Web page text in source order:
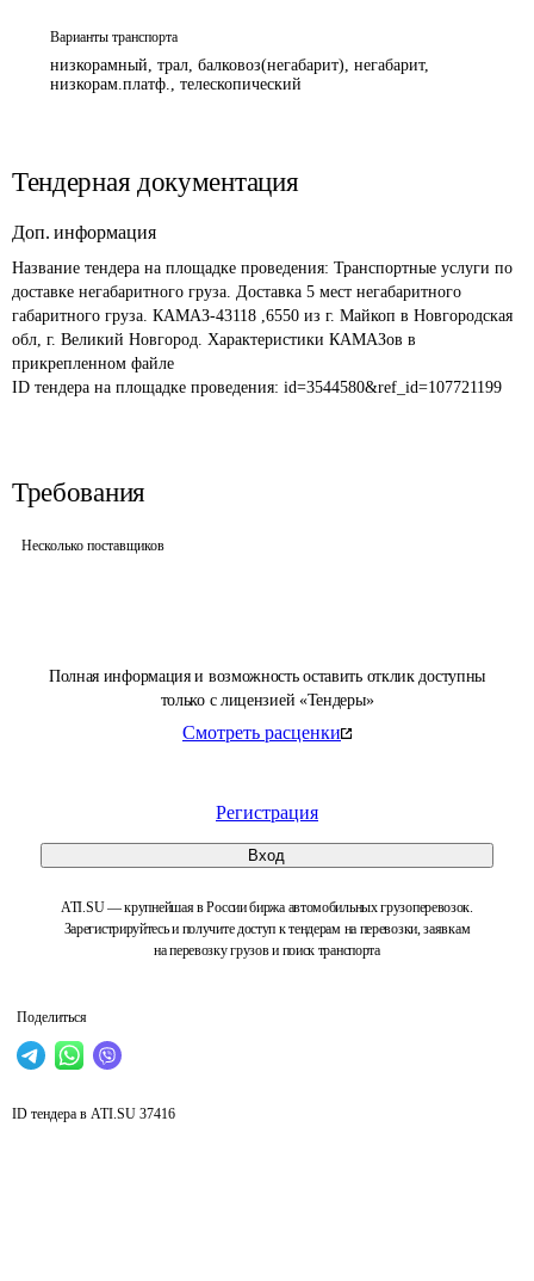
Полная информация и возможность оставить отклик доступны
только с лицензией «Тендеры»
Смотреть расценки
Регистрация
Вход
ATI.SU — крупнейшая в России биржа автомобильных грузоперевозок.
Зарегистрируйтесь и получите доступ к тендерам на перевозки, заявкам
на перевозку грузов и поиск транспорта
Поделиться
Варианты транспорта
низкорамный, трал, балковоз(негабарит), негабарит,
низкорам.платф., телескопический
Тендерная документация
Доп. информация
Название тендера на площадке проведения: Транспортные услуги по
доставке негабаритного груза. Доставка 5 мест негабаритного
габаритного груза. КАМАЗ-43118 ,6550 из г. Майкоп в Новгородская
обл, г. Великий Новгород. Характеристики КАМАЗов в
прикрепленном файле
ID тендера на площадке проведения: id=3544580&ref_id=107721199
Требования
Несколько поставщиков
ID тендера в ATI.SU 37416